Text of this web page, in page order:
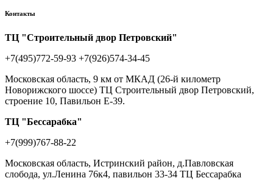
Контакты
ТЦ "Строительный двор Петровский"
+7(495)772-59-93 +7(926)574-34-45
Московская область, 9 км от МКАД (26-й километр
Новорижского шоссе) ТЦ Строительный двор Петровский,
строение 10, Павильон Е-39.
ТЦ "Бессарабка"
+7(999)767-88-22
Московская область, Истринский район, д.Павловская
слобода, ул.Ленина 76к4, павильон 33-34 ТЦ Бессарабка